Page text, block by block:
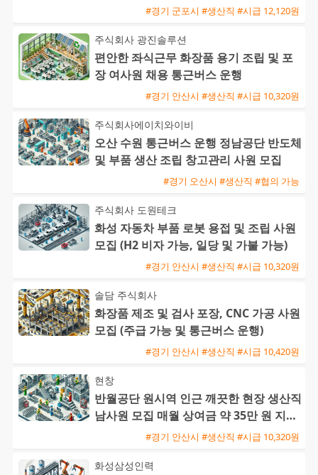
~380만원)#경기 군포시 #생산직 #시급 12,120원
주식회사 광진솔루션
편안한 좌식근무 화장품 용기 조립 및 포
장 여사원 채용 통근버스 운행
#경기 안산시 #생산직 #시급 10,320원
주식회사에이치와이비
오산 수원 통근버스 운행 정남공단 반도체
및 부품 생산 조립 창고관리 사원 모집
#경기 오산시 #생산직 #협의 가능
주식회사 도원테크
화성 자동차 부품 로봇 용접 및 조립 사원
모집 (H2 비자 가능, 일당 및 가불 가능)
#경기 안산시 #생산직 #시급 10,320원
솔담 주식회사
화장품 제조 및 검사 포장, CNC 가공 사원
모집 (주급 가능 및 통근버스 운행)
#경기 안산시 #생산직 #시급 10,420원
현창
반월공단 원시역 인근 깨끗한 현장 생산직
남사원 모집 매월 상여금 약 35만 원 지급
및 삼시세끼 제공#경기 안산시 #생산직 #시급 10,320원
화성삼성인력